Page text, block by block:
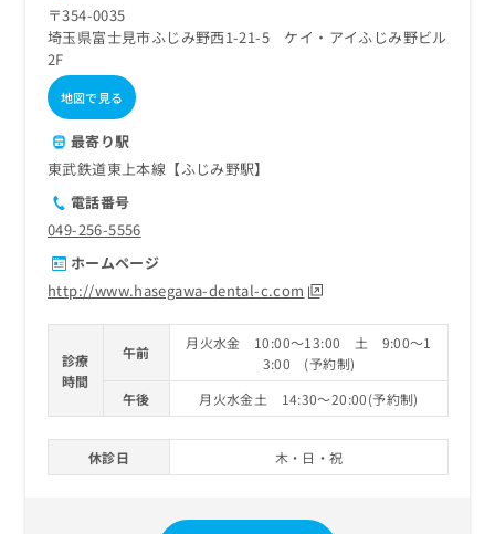
〒354-0035
埼玉県富士見市ふじみ野西1-21-5 ケイ・アイふじみ野ビル
2F
地図で見る
最寄り駅
東武鉄道東上本線【ふじみ野駅】
電話番号
049-256-5556
ホームページ
http://www.hasegawa-dental-c.com
診療
時間
午前
月火水金 10:00～13:00 土 9:00～1
3:00 (予約制)
午後
月火水金土 14:30～20:00(予約制)
休診日 木・日・祝